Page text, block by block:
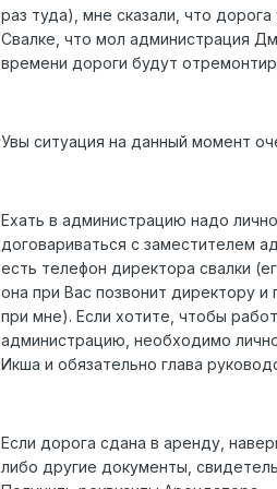
раз туда), мне сказали, что
Свалке, что мол администрация
времени дороги будут
Увы ситуация на данный момент
Ехать в администрацию надо
договариваться с заместителем
есть телефон директора свалки
она при Вас позвонит директору
при мне). Если хотите, чтобы
администрацию, необходимо
Икша и обязательно глава
Если дорога сдана в аренду,
либо другие документы,